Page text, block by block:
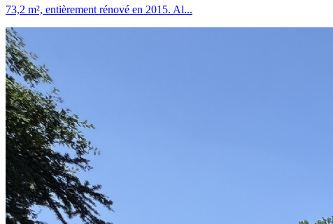
73,2 m², entièrement rénové en 2015. Al...